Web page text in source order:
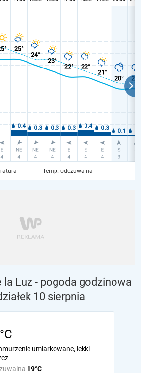
Temp. odczuwalna
la Luz - pogoda godzinowa
10 sierpnia
19°C
umiarkowane, lekki